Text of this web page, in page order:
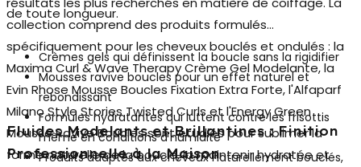
de toute longueur.
collection comprend des produits formulés
spécifiquement pour les cheveux bouclés et ondulés : la
Maxima Curl & Wave Therapy Crème Gel Modelante, la
Evin Rhose Mousse Boucles Fixation Extra Forte, l'Alfaparf
Milano Style Stories Twisted Curls et l'Energy Green
Mousse Ravive Boucles sont étudiés pour sublimer la
forme naturelle de la boucle, la maintenir hydratée et
Crèmes gels qui définissent la boucle sans la rigidifier
Mousses ravive boucles pour un effet naturel et
rebondissant
Formules hydratantes qui luttent contre les frisottis
même en conditions d'humidité
Produits adaptés aux cheveux naturellement bouclés,
Fluides Modelants et Brillantines : Finition
Professionnelle à la Maison